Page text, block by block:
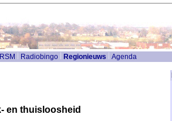
RSM Radiobingo Regionieuws Agenda
en thuisloosheid